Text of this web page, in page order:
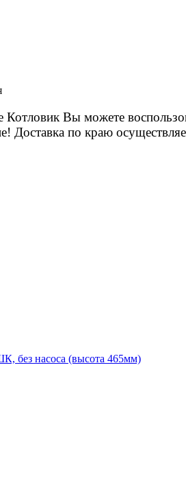
Вы можете
Доставка по краю
без насоса (высота 465мм)